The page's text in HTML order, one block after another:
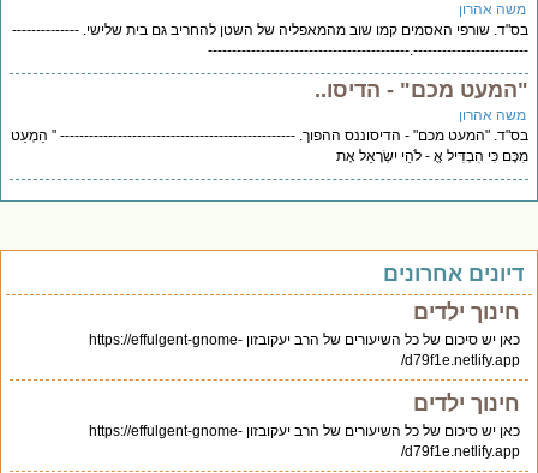
אהרון
שורפי האסמים קמו שוב מהמאפליה של השטן להחריב גם בית שלישי. --------------
------------------------
מכם" - הדיסו..
אהרון
"המעט מכם" - הדיסוננס ההפוך. ------------------------------------------------- " הַמְעַט
כִּי הִבְדִּיל אֱ - לֹהֵי יִשְׂרָאֵל אֶת
אחרונים
חינוך ילדים
כאן יש סיכום של כל השיעורים של הרב יעקובזון https://effulgent-gnome-
d79f1e.netlify.app/
חינוך ילדים
כאן יש סיכום של כל השיעורים של הרב יעקובזון https://effulgent-gnome-
d79f1e.netlify.app/